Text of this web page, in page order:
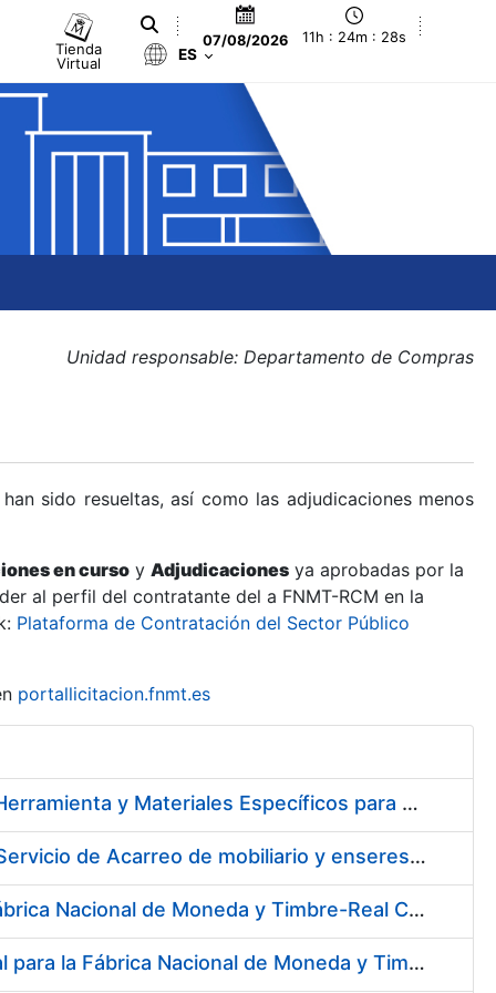
Tienda
Virtual
07/08/2026 11h : 24m : 28s
ES
Unidad responsable: Departamento de Compras
sido resueltas, así como las adjudicaciones menos
en curso y Adjudicaciones ya aprobadas por la
al perfil del contratante del a FNMT-RCM en la
Plataforma de Contratación del Sector Público
portallicitacion.fnmt.es
Suscripción de Acuerdo Marco para el Suministro de Material de Herramienta y Materiales Específicos para Mecanizados
Servicios de Limpieza de diversas áreas y edificios de la Fábrica, Servicio de Acarreo de mobiliario y enseres y Mantenimiento de las Zonas Ajardinadas para la Fábrica de Papel de Burgos de la Fábrica Nacional de Moneda y Timbre – Real Casa de la Moneda
Servicio Externo del Centro de Atención Telefónica (CAT) de la Fábrica Nacional de Moneda y Timbre-Real Casa de la Moneda (Ceres, DNI Electrónico, Revocación/Suspensión/Cancelación de la Suspensión, Devolución, SNE y Trazabilidad del Tabaco)
Servicio Médico Asistencial y Seguimiento del Absentismo Laboral para la Fábrica Nacional de Moneda y Timbre – Real Casa de la Moneda en Burgos